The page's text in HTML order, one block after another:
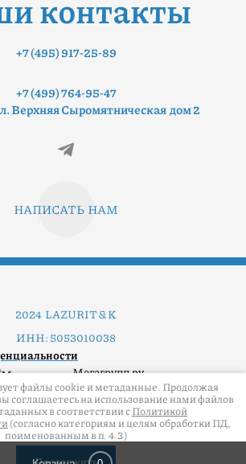
контакты
+7 (495) 917-25-89
+7 (499) 764-95-47
Верхняя Сыромятническая дом 2
НАПИСАТЬ НАМ
2024 LAZURIT & K
ИНН: 5053010038
файлы cookie и метаданные. Продолжая
соглашаетесь на использование нами файлов
в соответствии сПолитикой
(согласно категориям и целям обработки ПД,
поименованным в п. 4.3)
Мегагрупп.ру